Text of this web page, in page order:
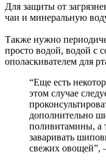
Для защиты от
чаи и минеральную
Также нужно
просто водой, водой с
ополаскивателем для
“Еще есть
этом случае
дополнительно
поливитамины, а
заваривать
свежих овощей”,